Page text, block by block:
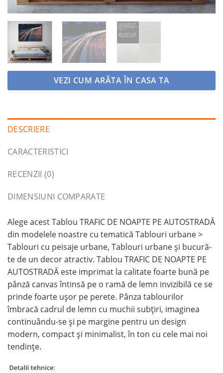
VEZI CUM ARĂTA ÎN CASA TA
DESCRIERE
CARACTERISTICI
RECENZII (0)
DIMENSIUNI COMPARATE
Alege acest Tablou TRAFIC DE NOAPTE PE AUTOSTRADĂ
din modelele noastre cu tematică Tablouri urbane >
Tablouri cu peisaje urbane, Tablouri urbane și bucură-
te de un decor atractiv. Tablou TRAFIC DE NOAPTE PE
AUTOSTRADĂ este imprimat la calitate foarte bună pe
pânză canvas întinsă pe o ramă de lemn invizibilă ce se
prinde foarte ușor pe perete. Pânza tablourilor
îmbracă cadrul de lemn cu muchii subțiri, imaginea
continuându-se și pe margine pentru un design
modern, compact și minimalist, în ton cu cele mai noi
tendințe.